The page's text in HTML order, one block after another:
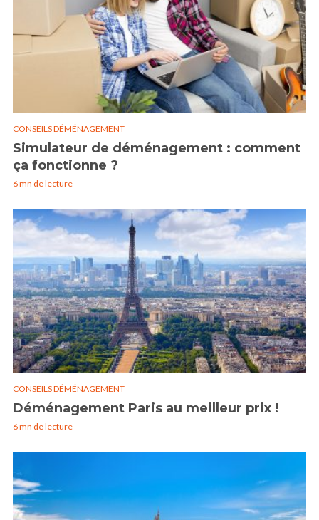
CONSEILS DÉMÉNAGEMENT
Simulateur de déménagement : comment
ça fonctionne ?
6 mn de lecture
CONSEILS DÉMÉNAGEMENT
Déménagement Paris au meilleur prix !
6 mn de lecture